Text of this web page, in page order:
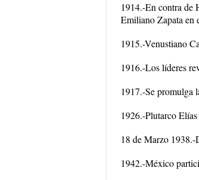
1914.-En contra de
Emiliano Zapata en
1915.-Venustiano
1916.-Los líderes
1917.-Se promulga
1926.-Plutarco
18 de Marzo 1938.-
1942.-México